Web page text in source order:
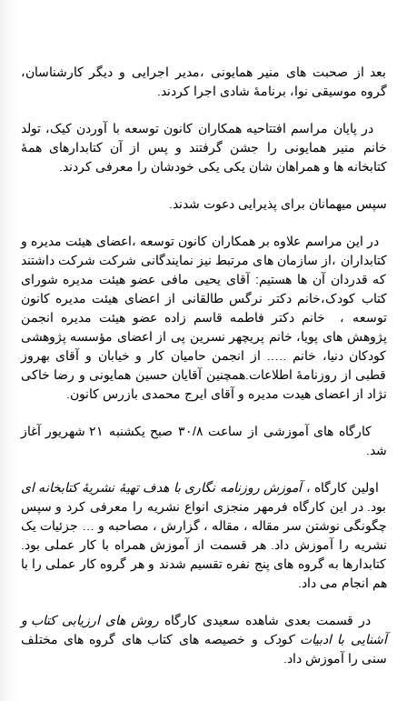
بعد از صحبت های منیر همایونی ،مدیر اجرایی و دیگر کارشناسان،
گروه موسیقی نوا، برنامۀ شادی اجرا کردند.
در پایان مراسم افتتاحیه همکاران کانون توسعه با آوردن کیک، تولد
خانم منیر همایونی را جشن گرفتند و پس از آن کتابدارهای همۀ
کتابخانه ها و همراهان شان یکی یکی خودشان را معرفی کردند.
سپس میهمانان برای پذیرایی دعوت شدند.
در این مراسم علاوه بر همکاران کانون توسعه ،اعضای هیئت مدیره و
کتابداران ،از سازمان های مرتبط نیز نمایندگانی شرکت شرکت داشتند
که قدردان آن ها هستیم: آقای یحیی مافی عضو هیئت مدیره شورای
کتاب کودک،خانم دکتر نرگس طالقانی از اعضای هیئت مدیره کانون
توسعه ، خانم دکتر فاطمه قاسم زاده عضو هیئت مدیره انجمن
پژوهش های پویا، خانم پریچهر نسرین پی از اعضای مؤسسه پژوهشی
کودکان دنیا، خانم ….. از انجمن حامیان کار و خیابان و آقای بهروز
قطبی از روزنامۀ اطلاعات.همچنین آقایان حسین همایونی و رضا خاکی
نژاد از اعضای هیدت مدیره و آقای ایرج محمدی بازرس کانون.
کارگاه های آموزشی از ساعت ۳۰/۸ صبح یکشنبه ۲۱ شهریور آغاز
شد.
اولین کارگاه ،آموزش روزنامه نگاری با هدف تهیۀ نشریۀ کتابخانه ای
بود. در این کارگاه فرمهر منجزی انواع نشریه را معرفی کرد و سپس
چگونگی نوشتن سر مقاله ، مقاله ، گزارش ، مصاحبه و … جزئیات یک
نشریه را آموزش داد. هر قسمت از آموزش همراه با کار عملی بود.
کتابدارها به گروه های پنج نفره تقسیم شدند و هر گروه کار عملی را با
هم انجام می داد.
در قسمت بعدی شاهده سعیدی کارگاهروش های ارزیابی کتاب و
آشنایی با ادبیات کودک و خصیصه های کتاب های گروه های مختلف
سنی را آموزش داد.